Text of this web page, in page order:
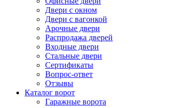
Двери с окном
Двери с вагонкой
Арочные двери
Распродажа дверей
Входные двери
Стальные двери
Сертификаты
Вопрос-ответ
Отзывы
Каталог ворот
Гаражные ворота